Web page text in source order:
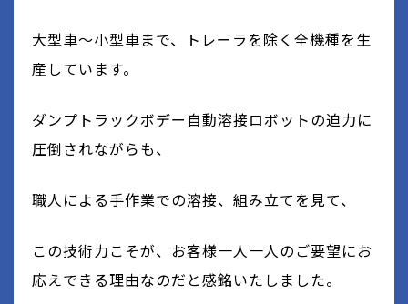
大型車～小型車まで、トレーラを除く全機種を生
産しています。
ダンプトラックボデー自動溶接ロボットの迫力に
圧倒されながらも、
職人による手作業での溶接、組み立てを見て、
この技術力こそが、お客様一人一人のご要望にお
応えできる理由なのだと感銘いたしました。